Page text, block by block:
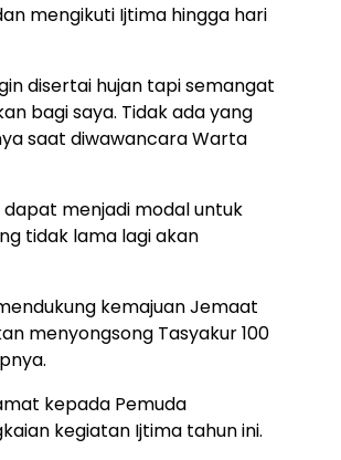
mengikuti Ijtima hingga hari
disertai hujan tapi semangat
bagi saya. Tidak ada yang
saat diwawancara Warta
menjadi modal untuk
tidak lama lagi akan
kemajuan Jemaat
menyongsong Tasyakur 100
kepada Pemuda
kegiatan Ijtima tahun ini.